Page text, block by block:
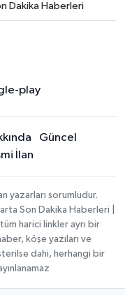
Dakika Haberleri
Güncel
İlan
yazarları sorumludur.
Son Dakika Haberleri |
harici linkler ayrı bir
köşe yazıları ve
dahi, herhangi bir